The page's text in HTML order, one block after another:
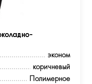
эконом
коричневый
Полимерное